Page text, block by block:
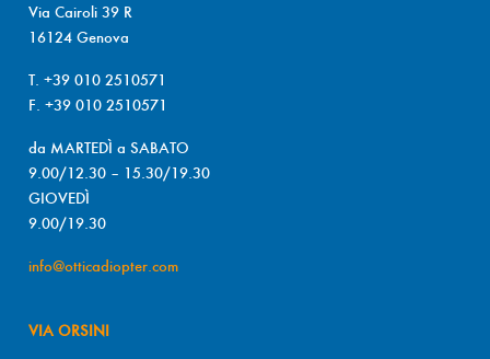
Via Cairoli 39 R
16124 Genova
T. +39 010 2510571
F. +39 010 2510571
da MARTEDÌ a SABATO
9.00/12.30 – 15.30/19.30
GIOVEDÌ
9.00/19.30
info@otticadiopter.com
VIA ORSINI